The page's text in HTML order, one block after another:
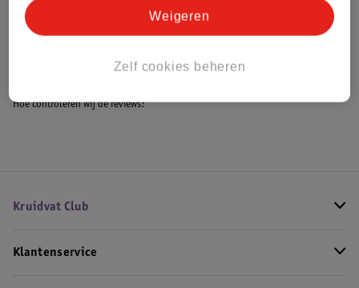
Bekijk ook
Alle Damesparfum
Hoe controleren wij de reviews?
Kruidvat Club
Klantenservice
Zelf cookies beheren
Weigeren